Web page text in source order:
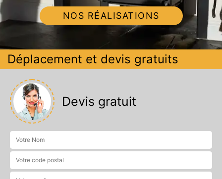
NOS RÉALISATIONS
Déplacement et devis gratuits
Devis gratuit